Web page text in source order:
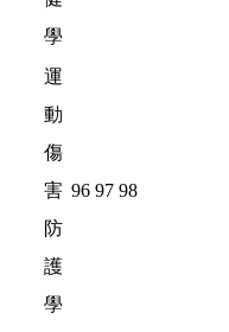
學
運
動
傷
害
防
護
學
96 97 98